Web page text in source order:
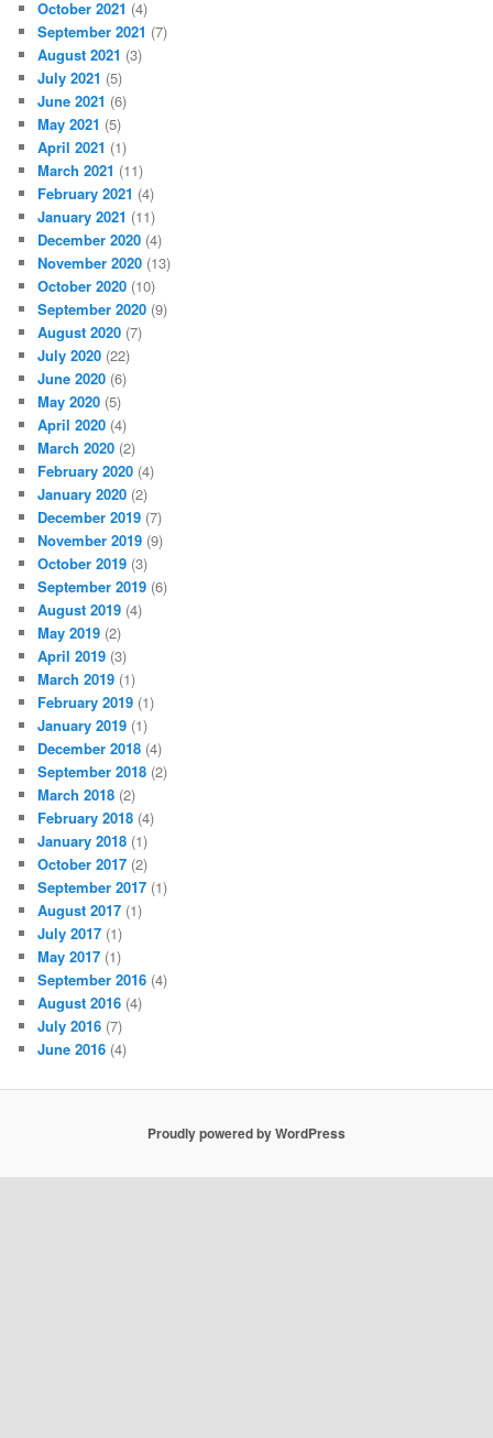
October 2021 (4)
September 2021 (7)
August 2021 (3)
July 2021 (5)
June 2021 (6)
May 2021 (5)
April 2021 (1)
March 2021 (11)
February 2021 (4)
January 2021 (11)
December 2020 (4)
November 2020 (13)
October 2020 (10)
September 2020 (9)
August 2020 (7)
July 2020 (22)
June 2020 (6)
May 2020 (5)
April 2020 (4)
March 2020 (2)
February 2020 (4)
January 2020 (2)
December 2019 (7)
November 2019 (9)
October 2019 (3)
September 2019 (6)
August 2019 (4)
May 2019 (2)
April 2019 (3)
March 2019 (1)
February 2019 (1)
January 2019 (1)
December 2018 (4)
September 2018 (2)
March 2018 (2)
February 2018 (4)
January 2018 (1)
October 2017 (2)
September 2017 (1)
August 2017 (1)
July 2017 (1)
May 2017 (1)
September 2016 (4)
August 2016 (4)
July 2016 (7)
June 2016 (4)
Proudly powered by WordPress